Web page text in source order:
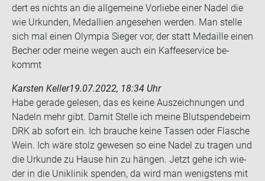
dert es nichts an die all­ge­mei­ne Vor­lie­be einer Nadel die
wie Ur­kun­den, Medal­li­en an­ge­se­hen wer­den. Man stel­le
sich mal einen Olym­pia Sie­ger vor, der statt Me­dail­le einen
Be­cher oder meine wegen auch ein Kaf­fee­ser­vice be­
kommt
Karsten Keller19.07.2022, 18:34 Uhr
Habe ge­ra­de ge­le­sen, das es keine Aus­zeich­nun­gen und
Na­deln mehr gibt. Damit Stel­le ich meine Blut­spen­de­beim
DRK ab so­fort ein. Ich brau­che keine Tas­sen oder Fla­sche
Wein. Ich wäre stolz ge­we­sen so eine Nadel zu tra­gen und
die Ur­kun­de zu Hause hin zu hän­gen. Jetzt gehe ich wie­
der in die Uni­kli­nik spen­den, da wird man we­nigs­tens mit